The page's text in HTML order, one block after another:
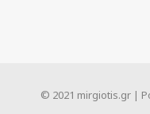
© 2021 mirgiotis.gr |